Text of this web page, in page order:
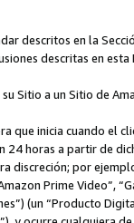
descritos en la
descritas en
Sitio a un Sitio de
que inicia cuando el
24 horas a partir de
discreción; por
Prime Video”,
(un “Producto